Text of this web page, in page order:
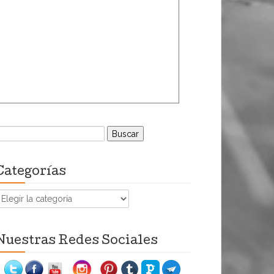
Redes Sociales